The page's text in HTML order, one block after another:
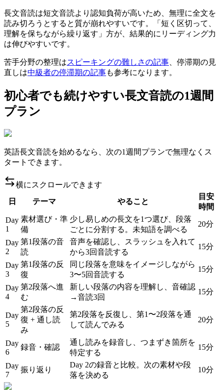
長文音読は短文音読より認知負荷が高いため、無理に全文を
読み切ろうとすると質が崩れやすいです。「短く区切って、
理解を保ちながら繰り返す」方が、結果的にリーディング力
は伸びやすいです。
苦手分野の整理はスピーキングの難しさの記事 、停滞期の見
直しは中級者の停滞期の記事も参考になります。
初心者でも続けやすい長文音読の1週間
プラン
英語長文音読を始めるなら、次の1週間プランで無理なくス
タートできます。
横にスクロールできます
日
テーマ やること
目安
時間
Day
1
素材選び・準
備
少し易しめの長文を1つ選び、段落
ごとに分割する。未知語を調べる
20分
Day
2
第1段落の音
読
音声を確認し、スラッシュを入れて
から3回音読する
15分
Day
3
第1段落の反
復
同じ段落を意味をイメージしながら
3〜5回音読する
15分
Day
4
第2段落へ進
む
新しい段落の内容を理解し、音確認
→音読3回
15分
Day
5
第2段落の反
復 + 通し読
み
第2段落を反復し、第1〜2段落を通
して読んでみる
20分
Day
6
録音・確認
通し読みを録音し、つまずき箇所を
特定する
15分
Day
7
振り返り
Day 2の録音と比較。次の素材や段
落を決める
10分